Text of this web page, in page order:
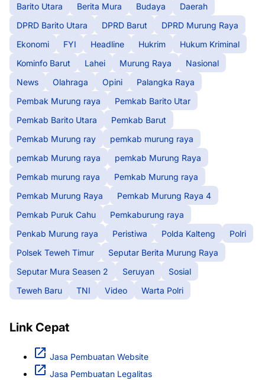
Barito Utara
Berita Mura Budaya
Daerah
DPRD Barito Utara
DPRD Barut
DPRD Murung Raya
Ekonomi
FYI Headline Hukrim
Hukum Kriminal
Kominfo Barut
Lahei Murung Raya
Nasional
News
Olahraga Opini
Palangka Raya
Pembak Murung raya
Pemkab Barito Utar
Pemkab Barito Utara
Pemkab Barut
Pemkab Murung ray
pemkab murung raya
pemkab Murung raya
pemkab Murung Raya
Pemkab murung raya
Pemkab Murung raya
Pemkab Murung Raya
Pemkab Murung Raya 4
Pemkab Puruk Cahu
Pemkaburung raya
Penkab Murung raya
Peristiwa Polda Kalteng
Polri
Polsek Teweh Timur
Seputar Berita Murung Raya
Seputar Mura Seasen 2
Seruyan
Sosial
Teweh Baru
TNI Video Warta Polri
Link Cepat
Jasa Pembuatan Website
Jasa Pembuatan Legalitas